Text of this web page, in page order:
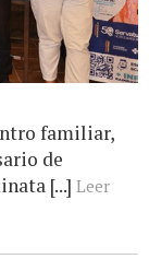
familiar,
de
[...] Leer